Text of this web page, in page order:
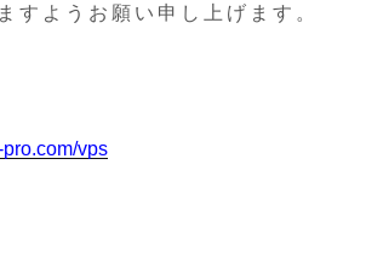
すようお願い申し上げます。
vps